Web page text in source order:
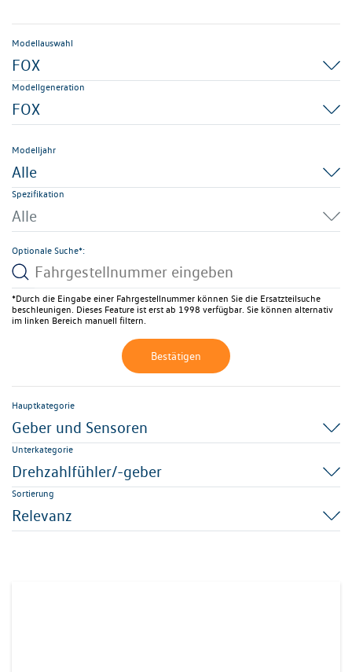
Modellauswahl
FOX
Modellgeneration
FOX
Modelljahr
Alle
Spezifikation
Alle
Optionale Suche*:
*Durch die Eingabe einer Fahrgestellnummer können Sie die Ersatzteilsuche
beschleunigen. Dieses Feature ist erst ab 1998 verfügbar. Sie können alternativ
im linken Bereich manuell filtern.
Bestätigen
Hauptkategorie
Geber und Sensoren
Unterkategorie
Drehzahlfühler/-geber
Sortierung
Relevanz